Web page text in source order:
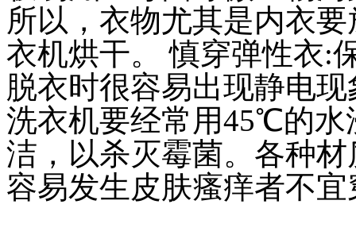
所以，衣物尤其是内衣
衣机烘干。 慎穿弹性衣:
脱衣时很容易出现静电
洗衣机要经常用45℃的水
洁，以杀灭霉菌。各种
容易发生皮肤瘙痒者不宜